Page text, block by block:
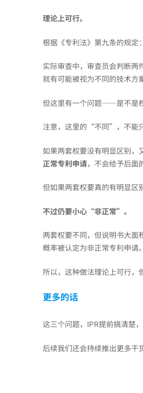
理论上可行。
根据《专利法》第九条的规定：
实际审查中，审查员会判断
就有可能被视为不同的技术方
但这里有一个问题——是不是
注意，这里的“不同”，不能
如果两套权要没有明显区别，
正常专利申请，不会给予后面
但如果两套权要真的有明显区
不过仍要小心“非正常” 。
两套权要不同，但说明书大面
概率被认定为非正常专利申请。
所以，这种做法理论上可行，
更多的话
这三个问题，IPR提前搞清楚
后续我们还会持续推出更多干